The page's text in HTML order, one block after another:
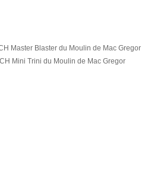
Master Blaster du Moulin de Mac Gregor
Mini Trini du Moulin de Mac Gregor